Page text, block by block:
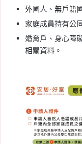
外國人、無戶籍
家庭成員持有公
婚育戶、身心障
相關資料。